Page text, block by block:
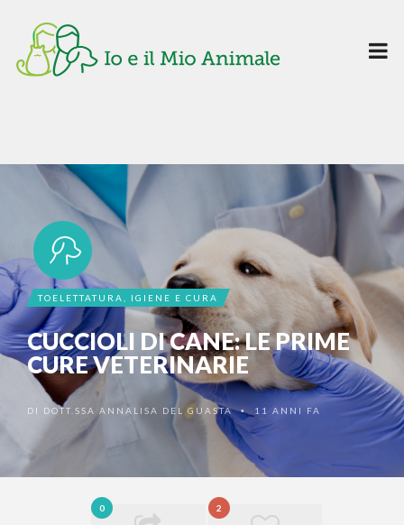
TOELETTATURA, IGIENE E CURA
CUCCIOLI DI CANE: LE PRIME
CURE VETERINARIE
DI DOTT.SSA ANNALISA DEL GUASTA • 11 ANNI FA
0 2